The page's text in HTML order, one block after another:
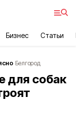
Бизнес Статьи
Белгород
для собак